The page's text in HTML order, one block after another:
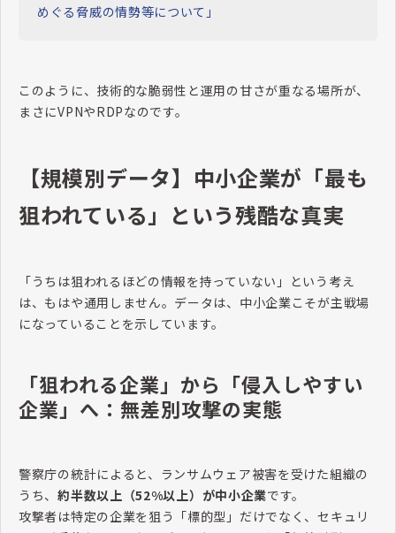
めぐる脅威の情勢等について」
このように、技術的な脆弱性と運用の甘さが重なる場所が、
まさにVPNやRDPなのです。
【規模別データ】中小企業が「最も
狙われている」という残酷な真実
「うちは狙われるほどの情報を持っていない」という考え
は、もはや通用しません。データは、中小企業こそが主戦場
になっていることを示しています。
「狙われる企業」から「侵入しやすい
企業」へ：無差別攻撃の実態
警察庁の統計によると、ランサムウェア被害を受けた組織の
うち、約半数以上（52%以上）が中小企業です。
攻撃者は特定の企業を狙う「標的型」だけでなく、セキュリ